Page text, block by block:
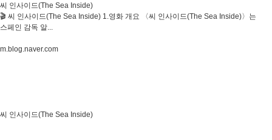
씨 인사이드(The Sea Inside)
🎬 씨 인사이드(The Sea Inside) 1.영화 개요 〈씨 인사이드(The Sea Inside)〉는
스페인 감독 알...
m.blog.naver.com
씨 인사이드(The Sea Inside)